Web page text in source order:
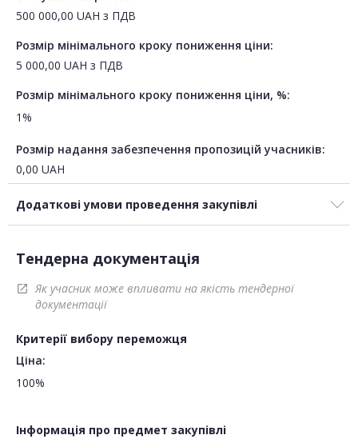
500 000,00 UAH з ПДВ
Розмір мінімального кроку пониження ціни:
5 000,00 UAH з ПДВ
Розмір мінімального кроку пониження ціни, %:
1%
Розмір надання забезпечення пропозицій учасників:
0,00 UAH
Додаткові умови проведення закупівлі
Тендерна документація
open_in_new
Як учасник може впливати на якість тендерної
документації
Критерії вибору переможця
Ціна:
100%
Інформація про предмет закупівлі